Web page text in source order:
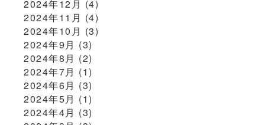
2024年12月 (4)
2024年11月 (4)
2024年10月 (3)
2024年9月 (3)
2024年8月 (2)
2024年7月 (1)
2024年6月 (3)
2024年5月 (1)
2024年4月 (3)